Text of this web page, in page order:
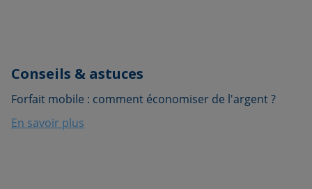
Conseils & astuces
Forfait mobile : comment économiser de l'argent ?
En savoir plus